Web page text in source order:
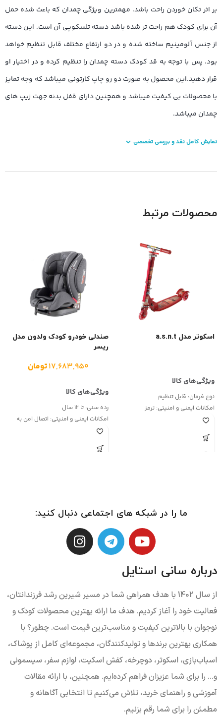
بر اثر تکان خوردن راحت باشد. مهمترین ویژگی چمدان که باعث شده حمل
آن برای کودک هم راحت تر شده باشد دسته تلسکوپی آن است. این دسته
از جنس آلومینیم ساخته شده و در دو ارتفاع مختلف قابل تنظیم خواهد
بود. پس با توجه به قد کودک دسته چمدان را تنظیم کرده و در اختیار او
قرار دهید.این محصول به صورت دو رو چاپ کارتونی میباشد که وجه تمایز
با محصولات بی کیفیت میباشد و همچنین دارای قفل بدنه جهت زیپ های
چمدان میباشد.
نمایش کامل نقد و بررسی تخصصی
محصولات مرتبط
اسکوتر مدل a.s.n.t
نوع فرمان: قابل تنظیم
امکانات ایمنی و امنیتی: ترمز
نوع ترمز:
صندلی خودرو کودک ولدون مدل
ریسر
۱۷,۶۸۳,۹۵۰تومان
رده سنی: تا 12 سال
امکانات ایمنی و امنیتی: اتصال امن به
صندلی خودرو (ایزوفیکس)
ما را در شبکه های اجتماعی دنبال کنید:
درباره سانی استایل
از سال 1402 با هدف همراهی شما در مسیر شیرین رشد فرزندانتان،
فعالیت خود را آغاز کردیم. هدف ما ارائه بهترین محصولات کودک و
نوجوان با بالاترین کیفیت و مناسب‌ترین قیمت است. چطور؟ با
همکاری بهترین برندها و تولیدکنندگان، مجموعه‌ای کامل از پوشاک،
اسباب‌بازی، اسکوتر، دوچرخه، کفش اسکیت، لوازم سفر، سیسمونی
و... را برای شما عزیزان فراهم کرده‌ایم. همچنین، با ارائه مقالات
آموزشی و راهنمای خرید، تلاش می‌کنیم تا انتخابی آگاهانه و
مطمئن را برای شما رقم بزنیم.